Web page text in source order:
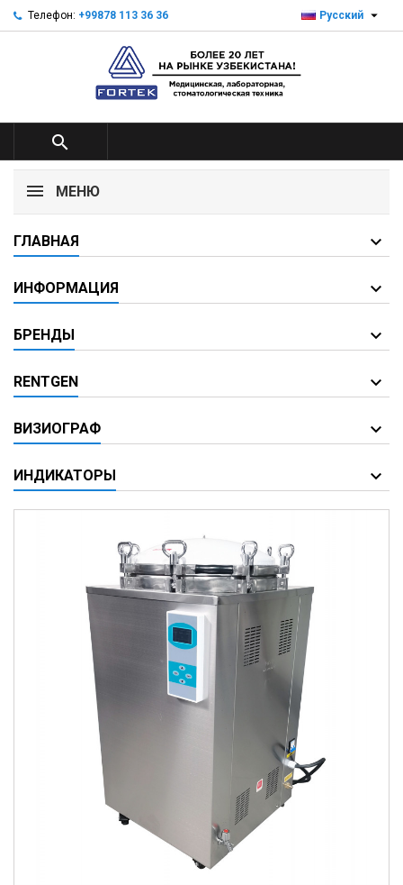
Телефон: +99878 113 36 36 Русский 

МЕНЮ
ГЛАВНАЯ
ИНФОРМАЦИЯ
БРЕНДЫ
RENTGEN
ВИЗИОГРАФ
ИНДИКАТОРЫ